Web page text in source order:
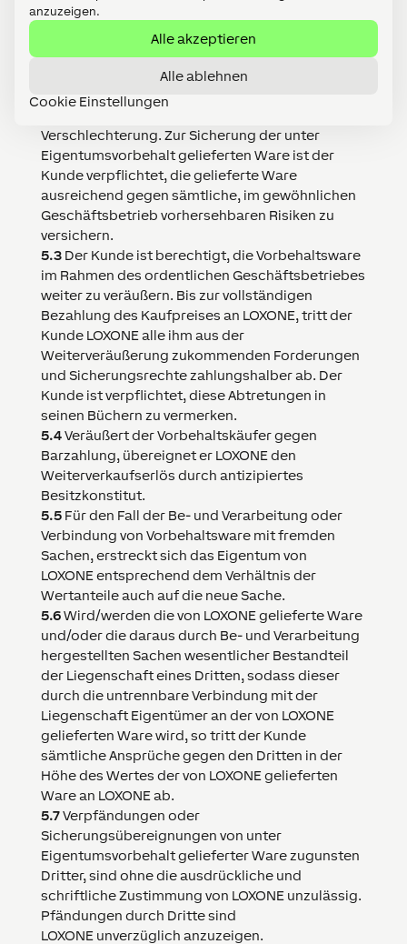
anzuzeigen.
Alle akzeptieren
Alle ablehnen
Cookie Einstellungen
5.1LOXONE
gelieferten Ware bis zur vollständigen Zahlung
des Kaufpreises vor.
Der Kunde trägt das Risiko für die
Vorbehaltsware, insbesondere für die Gefahr des
Verschlechterung. Zur Sicherung der unter
Eigentumsvorbehalt gelieferten Ware ist der
Kunde verpflichtet, die gelieferte Ware
ausreichend gegen sämtliche, im gewöhnlichen
Geschäftsbetrieb vorhersehbaren Risiken zu
versichern.
5.3Der Kunde ist berechtigt, die Vorbehaltsware
im Rahmen des ordentlichen Geschäftsbetriebes
weiter zu veräußern. Bis zur vollständigen
Bezahlung des Kaufpreises an LOXONE, tritt der
Kunde LOXONE alle ihm aus der
Weiterveräußerung zukommenden Forderungen
und Sicherungsrechte zahlungshalber ab. Der
Kunde ist verpflichtet, diese Abtretungen in
seinen Büchern zu vermerken.
5.4Veräußert der Vorbehaltskäufer gegen
Barzahlung, übereignet er LOXONE den
Weiterverkaufserlös durch antizipiertes
Besitzkonstitut.
5.5Für den Fall der Be- und Verarbeitung oder
Verbindung von Vorbehaltsware mit fremden
Sachen, erstreckt sich das Eigentum von
LOXONE entsprechend dem Verhältnis der
Wertanteile auch auf die neue Sache.
5.6Wird/werden die von LOXONE gelieferte Ware
und/oder die daraus durch Be- und Verarbeitung
hergestellten Sachen wesentlicher Bestandteil
der Liegenschaft eines Dritten, sodass dieser
durch die untrennbare Verbindung mit der
Liegenschaft Eigentümer an der von LOXONE
gelieferten Ware wird, so tritt der Kunde
sämtliche Ansprüche gegen den Dritten in der
Höhe des Wertes der von LOXONE gelieferten
Ware an LOXONE ab.
5.7Verpfändungen oder
Sicherungsübereignungen von unter
Eigentumsvorbehalt gelieferter Ware zugunsten
Dritter, sind ohne die ausdrückliche und
schriftliche Zustimmung von LOXONE unzulässig.
Pfändungen durch Dritte sind
LOXONE unverzüglich anzuzeigen.